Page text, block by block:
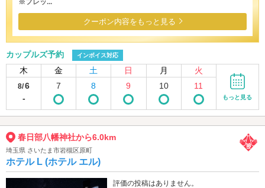
※フレッ...
クーポン内容をもっと見る
カップルズ予約 インボイス対応
木 金 土 日 月 火
8/6
-
7 8 9 10 11
もっと見る
春日部八幡神社から6.0km
埼玉県 さいたま市岩槻区原町
ホテル L (ホテル エル)
評価の投稿はありません。